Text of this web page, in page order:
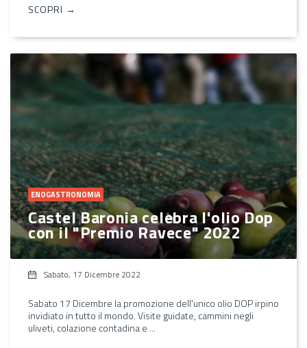
SCOPRI →
ENOGASTRONOMIA
Castel Baronia celebra l'olio Dop
con il "Premio Ravece" 2022
Sabato, 17 Dicembre 2022
Sabato 17 Dicembre la promozione dell'unico olio DOP irpino
invidiato in tutto il mondo. Visite guidate, cammini negli
uliveti, colazione contadina e ...